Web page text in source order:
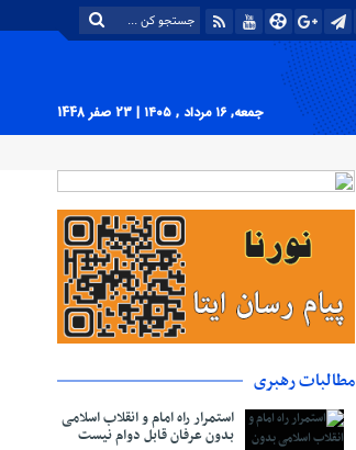
جمعه, ۱۶ مرداد , ۱۴۰۵ | 23 صفر 1448
مطالبات رهبری
استمرار راه امام و انقلاب اسلامی
بدون عرفان قابل دوام نیست